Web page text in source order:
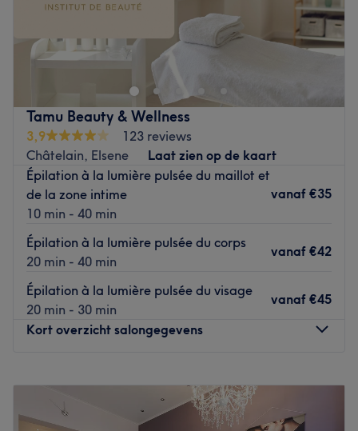
Je me sens belle - Etterbeek est un institut de beauté
installé à Etterbeek. Profitez d'un moment rien qu'à vous
grâce à des soins sur mesure effectués avec
professionnalisme. Que ce soit pour une pause bien-être
rapide ou une journée de cocooning, le salon met l'accent
sur les soins et garantit une expérience mémorable.
Transport public le plus proche
L'arrêt de bus La Chasse (ligne 34) est à une minute à
pied.
L’équipe
Nos coups de cœur :
Les spécialités de l’établissement : les soins du visage et
les soins du corps.
Tamu Beauty & Wellness
3,9
123 reviews
Châtelain, Elsene
Laat zien op de kaart
Épilation à la lumière pulsée du maillot et
de la zone intime
10 min - 40 min
vanaf €35
Épilation à la lumière pulsée du corps
20 min - 40 min
vanaf €42
Épilation à la lumière pulsée du visage
20 min - 30 min
vanaf €45
Kort overzicht salongegevens
08:30
Woensdag
09:30
20:00